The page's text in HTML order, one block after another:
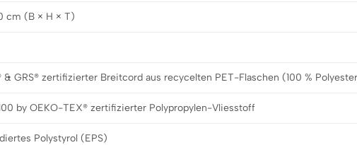
cm (B × H × T)
& GRS® zertifizierter Breitcord aus recycelten PET-Flaschen (100 %
by OEKO-TEX® zertifizierter Polypropylen-Vliesstoff
Polystyrol (EPS)